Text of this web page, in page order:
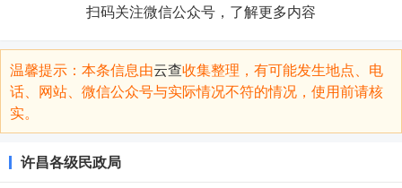
扫码关注微信公众号，了解更多内容
温馨提示：本条信息由云查收集整理，有可能发生地点、电
话、网站、微信公众号与实际情况不符的情况，使用前请核
实。
许昌各级民政局